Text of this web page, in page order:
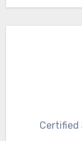
ン
Certified